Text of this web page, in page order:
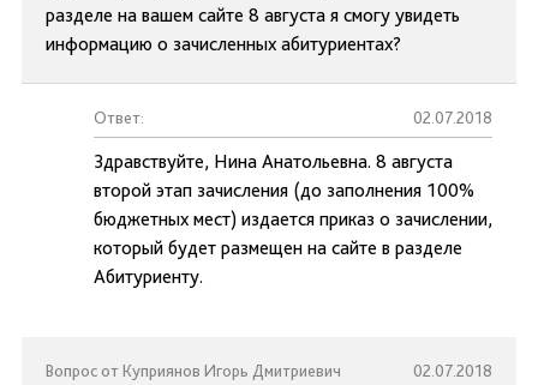
разделе на вашем сайте 8 августа я смогу увидеть
информацию о зачисленных абитуриентах?
Ответ: 02.07.2018
Здравствуйте, Нина Анатольевна. 8 августа
второй этап зачисления (до заполнения 100%
бюджетных мест) издается приказ о зачислении,
который будет размещен на сайте в разделе
Абитуриенту.
Вопрос от Куприянов Игорь Дмитриевич 02.07.2018